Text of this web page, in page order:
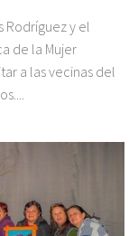
Rodríguez y el
de la Mujer
a las vecinas del